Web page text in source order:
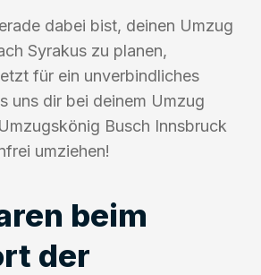
dabei bist, deinen Umzug
Syrakus zu planen,
für ein unverbindliches
uns dir bei deinem Umzug
Busch Innsbruck
umziehen!
beim
der